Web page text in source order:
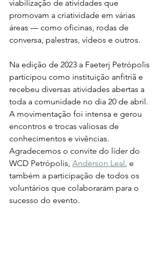
viabilização de atividades que
promovam a criatividade em várias
áreas — como oficinas, rodas de
conversa, palestras, vídeos e outros.
Na edição de 2023 a Faeterj Petrópolis
participou como instituição anfitriã e
recebeu diversas atividades abertas a
toda a comunidade no dia 20 de abril.
A movimentação foi intensa e gerou
encontros e trocas valiosas de
conhecimentos e vivências.
Agradecemos o convite do líder do
WCD Petrópolis, Anderson Leal, e
também a participação de todos os
voluntários que colaboraram para o
sucesso do evento.